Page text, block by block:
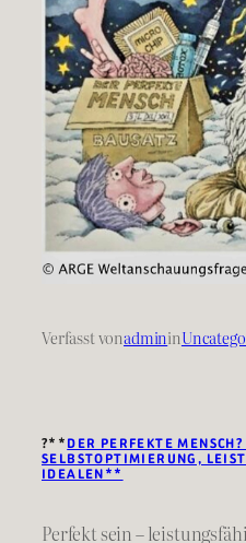
Verfasst vonadminin
?**DER PERFEKTE
SELBSTOPTIMIERUNG,
IDEALEN**
Perfekt sein –